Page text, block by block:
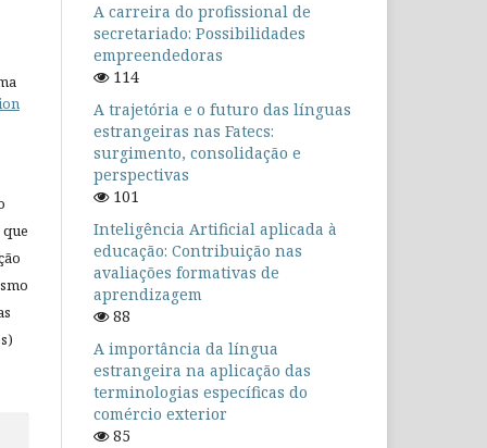
A carreira do profissional de
secretariado: Possibilidades
empreendedoras
114
A trajetória e o futuro das línguas
estrangeiras nas Fatecs:
surgimento, consolidação e
perspectivas
101
Inteligência Artificial aplicada à
educação: Contribuição nas
avaliações formativas de
aprendizagem
88
A importância da língua
estrangeira na aplicação das
terminologias específicas do
comércio exterior
85